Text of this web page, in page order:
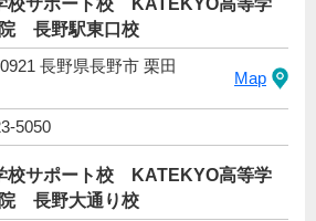
院 長野駅東口校
長野県長野市 栗田
Map
5050
校サポート校 KATEKYO高等学
院 長野大通り校